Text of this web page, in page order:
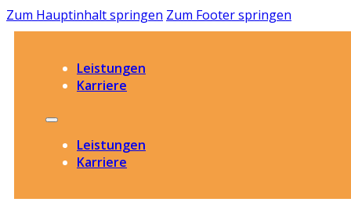
Zum Hauptinhalt springen Zum Footer springen
Leistungen
Karriere
Leistungen
Karriere